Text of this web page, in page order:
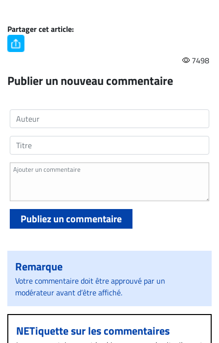
Partager cet article:
7498
Publier un nouveau commentaire
Publiez un commentaire
Remarque
Votre commentaire doit être approuvé par un
modérateur avant d’être affiché.
NETiquette sur les commentaires